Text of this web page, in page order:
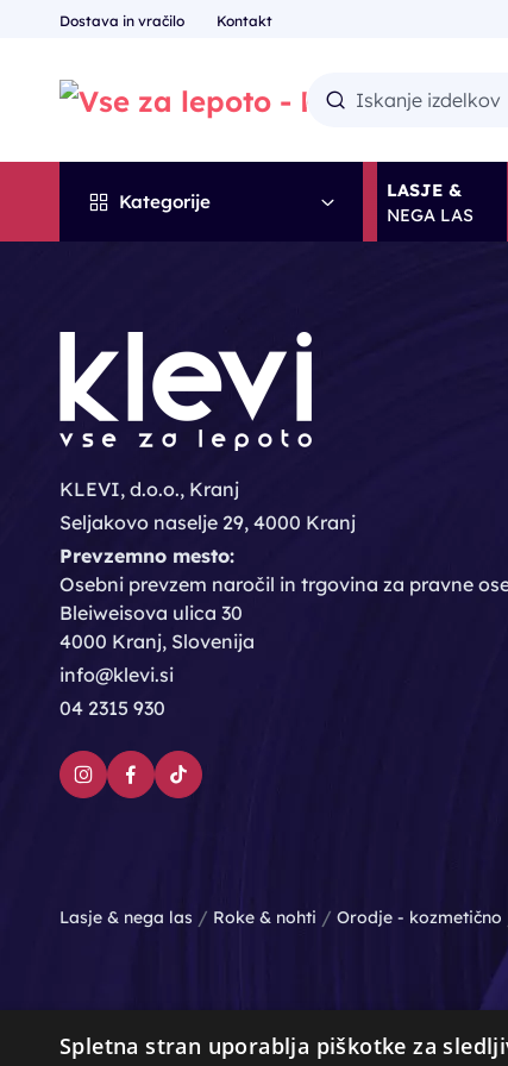
Dostava in vračilo Kontakt
Kategorije
LASJE &
NEGA LAS
KLEVI, d.o.o., Kranj
Seljakovo naselje 29, 4000 Kranj
Prevzemno mesto:
Osebni prevzem naročil in trgovina za pravne
Bleiweisova ulica 30
4000 Kranj, Slovenija
info@klevi.si
04 2315 930
Lasje & nega las / Roke & nohti / Orodje - kozmetično
© Vse pravice pridržane. Produkcija: PNV d.o.o.
Spletna stran uporablja piškotke za